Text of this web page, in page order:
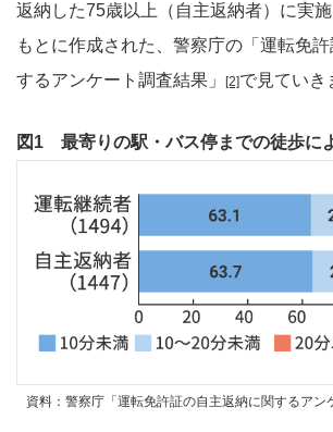
返納した75歳以上（自主返納者）に実
もとに作成された、警察庁の「運転免
するアンケート調査結果」
[2]で見ていき
図1 最寄りの駅・バス停までの徒歩に
資料：警察庁「運転免許証の自主返納に関するアン